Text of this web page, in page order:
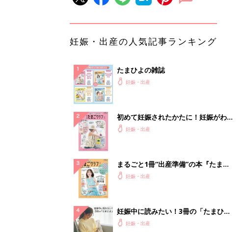
妊娠・出産の人気記事ランキング
たまひよの雑誌
妊娠・出産
初めて妊娠されたかたに！妊娠がわか
ったら最初に読む本『初めてのたまご
妊娠・出産
まるごと1冊“出産準備”の本『たまご
クラブ 夏号』〈スペシャル大特集〉
妊娠・出産
妊娠中に読みたい！3冊の「たまひ
よ」妊娠・出産